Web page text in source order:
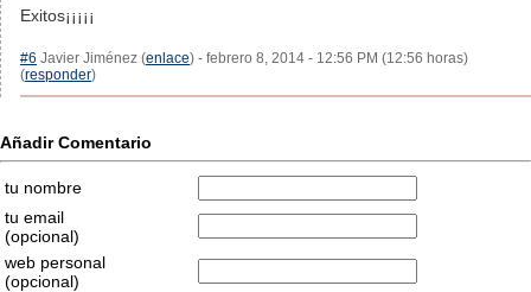
Exitos¡¡¡¡¡
#6 Javier Jiménez (enlace) - febrero 8, 2014 - 12:56 PM (12:56 horas)
(responder)
Añadir Comentario
tu nombre
tu email
(opcional)
web personal
(opcional)